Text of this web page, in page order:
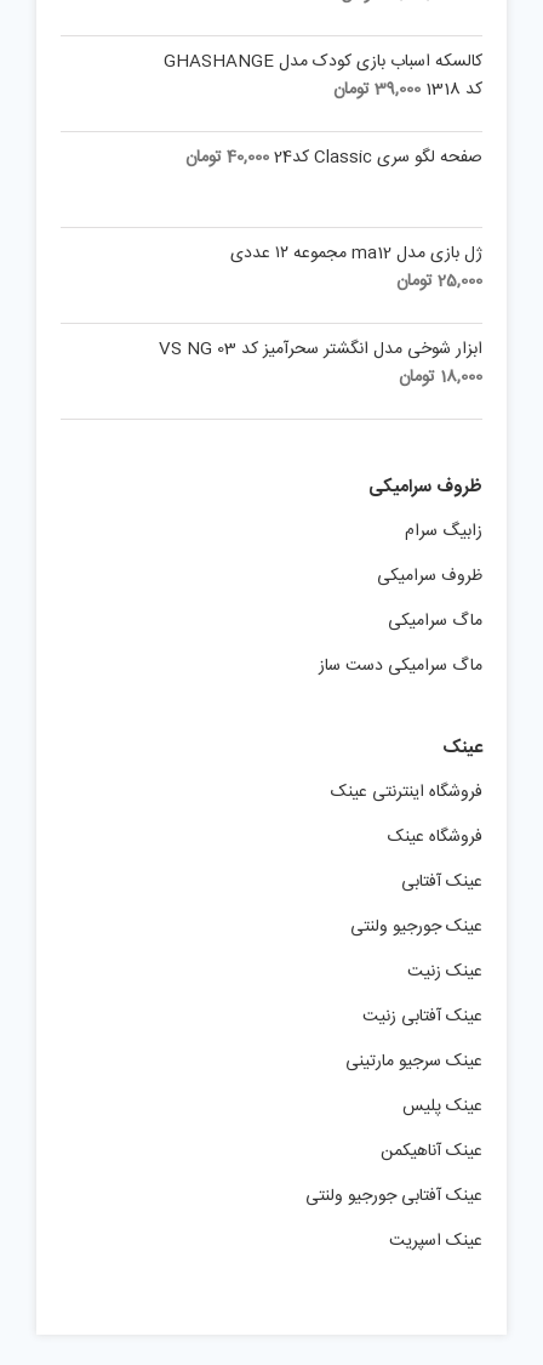
کالسکه اسباب بازی کودک مدل GHASHANGE
کد 1318
39,000تومان
صفحه لگو سری Classic کد24 40,000تومان
ژل بازی مدل ma12 مجموعه ۱۲ عددی
25,000تومان
ابزار شوخی مدل انگشتر سحرآمیز کد VS NG 03
18,000 تومان
ظروف سرامیکی
زابیگ سرام
ظروف سرامیکی
ماگ سرامیکی
ماگ سرامیکی دست ساز
عینک
فروشگاه اینترنتی عینک
فروشگاه عینک
عینک آفتابی
عینک جورجیو ولنتی
عینک زنیت
عینک آفتابی زنیت
عینک سرجیو مارتینی
عینک پلیس
عینک آناهیکمن
عینک آفتابی جورجیو ولنتی
عینک اسپریت